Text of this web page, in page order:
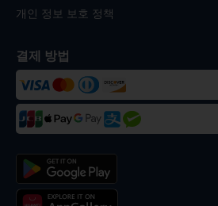
개인 정보 보호 정책
결제 방법